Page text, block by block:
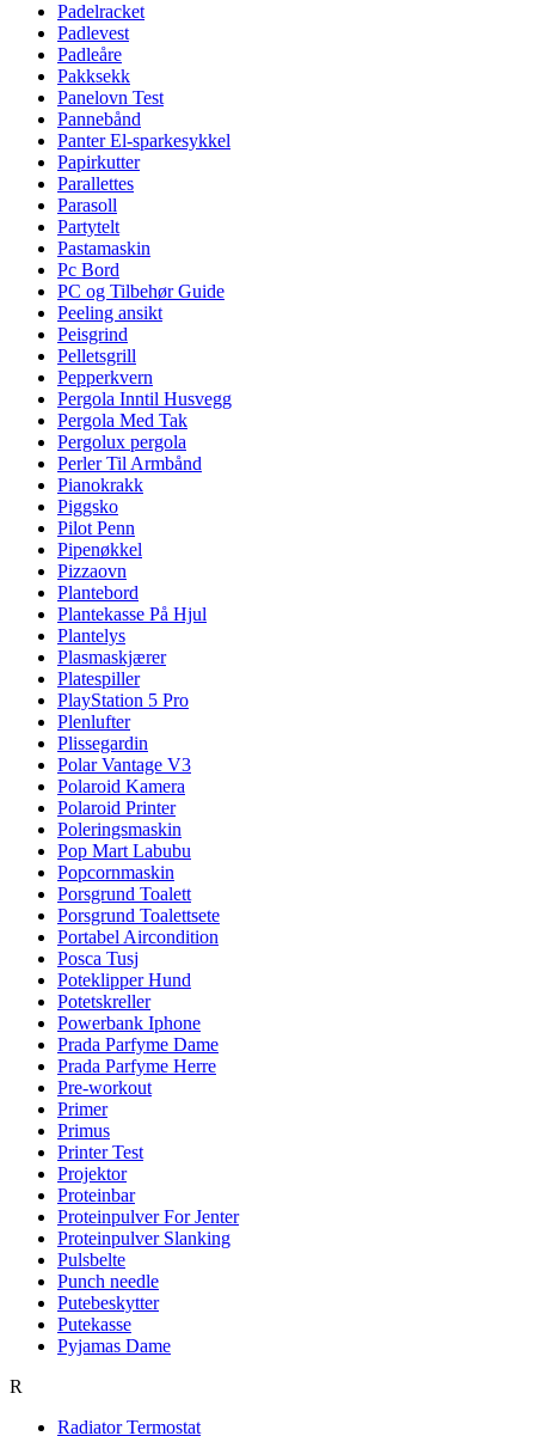
Padelracket
Padlevest
Padleåre
Pakksekk
Panelovn Test
Pannebånd
Panter El-sparkesykkel
Papirkutter
Parallettes
Parasoll
Partytelt
Pastamaskin
Pc Bord
PC og Tilbehør Guide
Peeling ansikt
Peisgrind
Pelletsgrill
Pepperkvern
Pergola Inntil Husvegg
Pergola Med Tak
Pergolux pergola
Perler Til Armbånd
Pianokrakk
Piggsko
Pilot Penn
Pipenøkkel
Pizzaovn
Plantebord
Plantekasse På Hjul
Plantelys
Plasmaskjærer
Platespiller
PlayStation 5 Pro
Plenlufter
Plissegardin
Polar Vantage V3
Polaroid Kamera
Polaroid Printer
Poleringsmaskin
Pop Mart Labubu
Popcornmaskin
Porsgrund Toalett
Porsgrund Toalettsete
Portabel Aircondition
Posca Tusj
Poteklipper Hund
Potetskreller
Powerbank Iphone
Prada Parfyme Dame
Prada Parfyme Herre
Pre-workout
Primer
Primus
Printer Test
Projektor
Proteinbar
Proteinpulver For Jenter
Proteinpulver Slanking
Pulsbelte
Punch needle
Putebeskytter
Putekasse
Pyjamas Dame
R
Radiator Termostat